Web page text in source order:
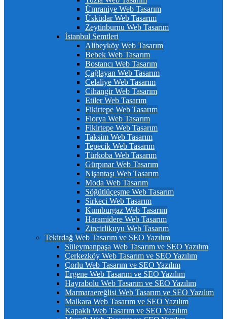
Ümraniye Web Tasarım
Üsküdar Web Tasarım
Zeytinburnu Web Tasarım
İstanbul Semtleri
Alibeyköy Web Tasarım
Bebek Web Tasarım
Bostancı Web Tasarım
Çağlayan Web Tasarım
Celaliye Web Tasarım
Cihangir Web Tasarım
Etiler Web Tasarım
Fikirtepe Web Tasarım
Florya Web Tasarım
Fikirtepe Web Tasarım
Taksim Web Tasarım
Tepecik Web Tasarım
Türkoba Web Tasarım
Gürpınar Web Tasarım
Nişantaşı Web Tasarım
Moda Web Tasarım
Söğütlüçeşme Web Tasarım
Sirkeci Web Tasarım
Kumburgaz Web Tasarım
Haramidere Web Tasarım
Zincirlikuyu Web Tasarım
Tekirdağ Web Tasarım ve SEO Yazılım
Süleymanpaşa Web Tasarım ve SEO Yazılım
Çerkezköy Web Tasarım ve SEO Yazılım
Çorlu Web Tasarım ve SEO Yazılım
Ergene Web Tasarım ve SEO Yazılım
Hayrabolu Web Tasarım ve SEO Yazılım
Marmaraereğlisi Web Tasarım ve SEO Yazılım
Malkara Web Tasarım ve SEO Yazılım
Kapaklı Web Tasarım ve SEO Yazılım